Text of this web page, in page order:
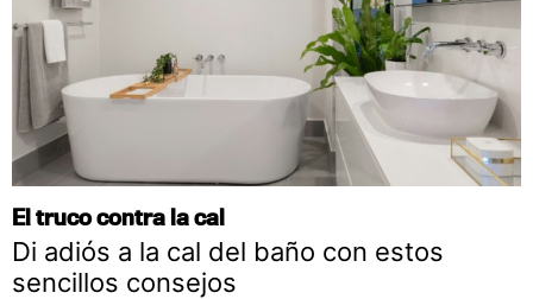
El truco contra la cal
Di adiós a la cal del baño con estos
sencillos consejos